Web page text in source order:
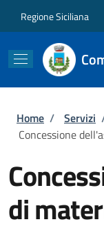
Regione Siciliana
Briciole
Home / Servizi
Concessione
di